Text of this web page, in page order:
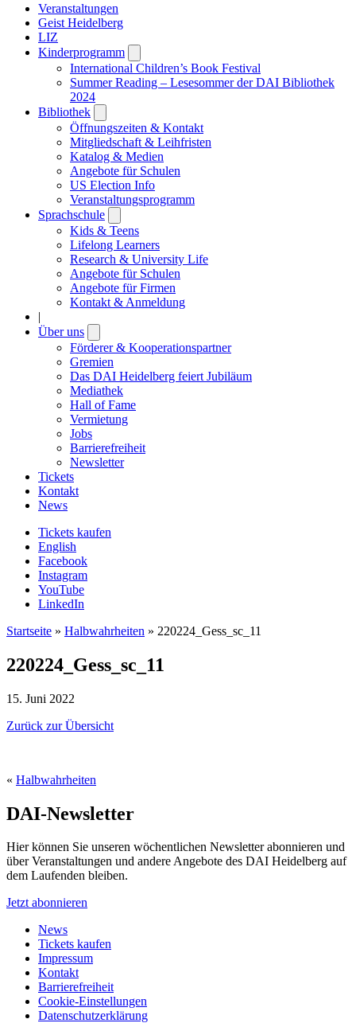
Veranstaltungen
Geist Heidelberg
LIZ
Kinderprogramm
submenu
International Children’s Book Festival
Summer Reading – Lesesommer der DAI Bibliothek
2024
Bibliothek
submenu
Öffnungszeiten & Kontakt
Mitgliedschaft & Leihfristen
Katalog & Medien
Angebote für Schulen
US Election Info
Veranstaltungsprogramm
Sprachschule
submenu
Kids & Teens
Lifelong Learners
Research & University Life
Angebote für Schulen
Angebote für Firmen
Kontakt & Anmeldung
|
Über uns
submenu
Förderer & Kooperationspartner
Gremien
Das DAI Heidelberg feiert Jubiläum
Mediathek
Hall of Fame
Vermietung
Jobs
Barrierefreiheit
Newsletter
Tickets
Kontakt
News
Tickets kaufen
English
Facebook
Instagram
YouTube
LinkedIn
Startseite » Halbwahrheiten » 220224_Gess_sc_11
220224_Gess_sc_11
15. Juni 2022
Zurück zur Übersicht
« Halbwahrheiten
DAI-Newsletter
Hier können Sie unseren wöchentlichen Newsletter abonnieren und
über Veranstaltungen und andere Angebote des DAI Heidelberg auf
dem Laufenden bleiben.
Jetzt abonnieren
News
Tickets kaufen
Impressum
Kontakt
Barrierefreiheit
Cookie-Einstellungen
Datenschutzerklärung